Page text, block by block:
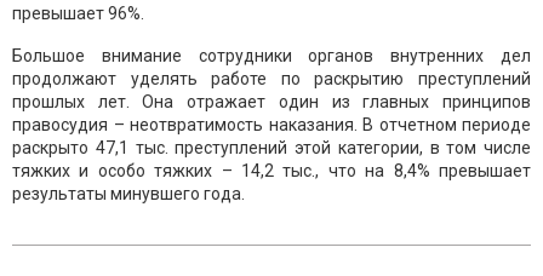
превышает 96%.
Большое внимание сотрудники органов внутренних дел
продолжают уделять работе по раскрытию преступлений
прошлых лет. Она отражает один из главных принципов
правосудия – неотвратимость наказания. В отчетном периоде
раскрыто 47,1 тыс. преступлений этой категории, в том числе
тяжких и особо тяжких – 14,2 тыс., что на 8,4% превышает
результаты минувшего года.